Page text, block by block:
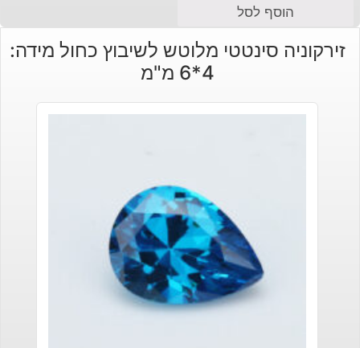
הוסף לסל
זירקוניה סינטטי מלוטש לשיבוץ כחול מידה:
4*6 מ"מ